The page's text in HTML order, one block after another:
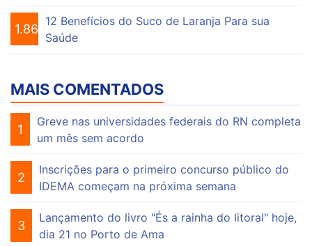
1.864
12 Benefícios do Suco de Laranja Para sua
Saúde
MAIS COMENTADOS
1
Greve nas universidades federais do RN completa
um mês sem acordo
2
Inscrições para o primeiro concurso público do
IDEMA começam na próxima semana
3
Lançamento do livro "És a rainha do litoral" hoje,
dia 21 no Porto de Ama